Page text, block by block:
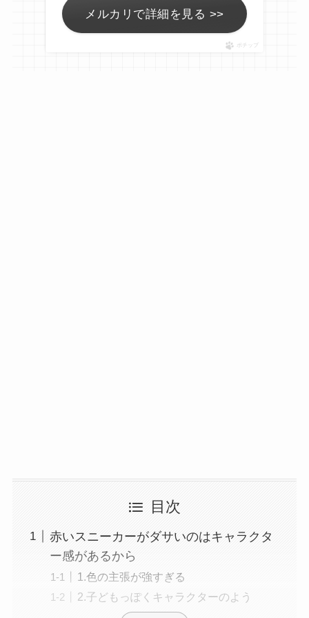
メルカリで詳細を見る >>
ポチップ
目次
赤いスニーカーがダサいのはキャラクタ
ー感があるから
1.色の主張が強すぎる
2.子どもっぽくキャラクターのよう